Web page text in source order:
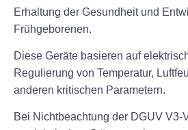
Erhaltung der Gesundheit und
Frühgeborenen.
Diese Geräte basieren auf
Regulierung von Temperatur,
anderen kritischen Parametern.
Bei Nichtbeachtung der DGUV V3-